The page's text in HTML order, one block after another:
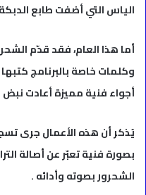
الياس التي أضفت طابع
أما هذا العام، فقد قدّم
وكلمات خاصة بالبرنامج
أجواء فنية مميزة أعادت نبض
يُذكر أن هذه الأعمال جرى
بصورة فنية تعبّر عن أصالة
الشحرور بصوته وأدائه .